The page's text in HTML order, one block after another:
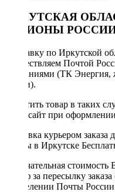
ИРКУТСКАЯ
РЕГИОНЫ
Отправку по Иркутской
осуществляем Почтой
компаниями (ТК
линии).
Оплатить товар в таких
через сайт при
Доставка курьером
Почты в Иркутске
Окончательная
Тариф за пересылку
в отделении Почты